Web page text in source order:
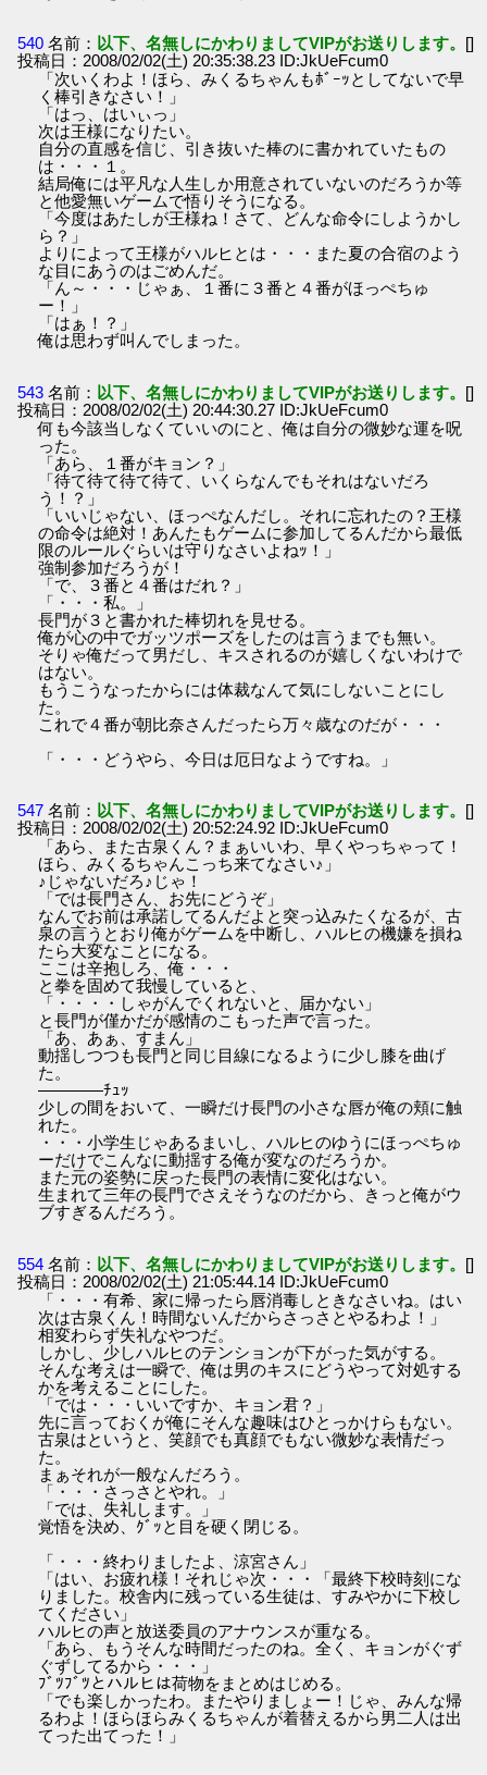
540 名前： 以下、名無しにかわりましてVIPがお送りします。 []
投稿日：2008/02/02(土) 20:35:38.23 ID:JkUeFcum0
「次いくわよ！ほら、みくるちゃんもﾎﾞｰｯとしてないで早
く棒引きなさい！」
「はっ、はいぃっ」
次は王様になりたい。
自分の直感を信じ、引き抜いた棒のに書かれていたもの
は・・・１。
結局俺には平凡な人生しか用意されていないのだろうか等
と他愛無いゲームで悟りそうになる。
「今度はあたしが王様ね！さて、どんな命令にしようかし
ら？」
よりによって王様がハルヒとは・・・また夏の合宿のよう
な目にあうのはごめんだ。
「ん～・・・じゃぁ、１番に３番と４番がほっぺちゅ
ー！」
「はぁ！？」
俺は思わず叫んでしまった。
543 名前： 以下、名無しにかわりましてVIPがお送りします。 []
投稿日：2008/02/02(土) 20:44:30.27 ID:JkUeFcum0
何も今該当しなくていいのにと、俺は自分の微妙な運を呪
った。
「あら、１番がキョン？」
「待て待て待て待て、いくらなんでもそれはないだろ
う！？」
「いいじゃない、ほっぺなんだし。それに忘れたの？王様
の命令は絶対！あんたもゲームに参加してるんだから最低
限のルールぐらいは守りなさいよねｯ！」
強制参加だろうが！
「で、３番と４番はだれ？」
「・・・私。」
長門が３と書かれた棒切れを見せる。
俺が心の中でガッツポーズをしたのは言うまでも無い。
そりゃ俺だって男だし、キスされるのが嬉しくないわけで
はない。
もうこうなったからには体裁なんて気にしないことにし
た。
これで４番が朝比奈さんだったら万々歳なのだが・・・
「・・・どうやら、今日は厄日なようですね。」
547 名前： 以下、名無しにかわりましてVIPがお送りします。 []
投稿日：2008/02/02(土) 20:52:24.92 ID:JkUeFcum0
「あら、また古泉くん？まぁいいわ、早くやっちゃって！
ほら、みくるちゃんこっち来てなさい♪」
♪じゃないだろ♪じゃ！
「では長門さん、お先にどうぞ」
なんでお前は承諾してるんだよと突っ込みたくなるが、古
泉の言うとおり俺がゲームを中断し、ハルヒの機嫌を損ね
たら大変なことになる。
ここは辛抱しろ、俺・・・
と拳を固めて我慢していると、
「・・・・しゃがんでくれないと、届かない」
と長門が僅かだが感情のこもった声で言った。
「あ、あぁ、すまん」
動揺しつつも長門と同じ目線になるように少し膝を曲げ
た。
――――ﾁｭｯ
少しの間をおいて、一瞬だけ長門の小さな唇が俺の頬に触
れた。
・・・小学生じゃあるまいし、ハルヒのゆうにほっぺちゅ
ーだけでこんなに動揺する俺が変なのだろうか。
また元の姿勢に戻った長門の表情に変化はない。
生まれて三年の長門でさえそうなのだから、きっと俺がウ
ブすぎるんだろう。
554 名前： 以下、名無しにかわりましてVIPがお送りします。 []
投稿日：2008/02/02(土) 21:05:44.14 ID:JkUeFcum0
「・・・有希、家に帰ったら唇消毒しときなさいね。はい
次は古泉くん！時間ないんだからさっさとやるわよ！」
相変わらず失礼なやつだ。
しかし、少しハルヒのテンションが下がった気がする。
そんな考えは一瞬で、俺は男のキスにどうやって対処する
かを考えることにした。
「では・・・いいですか、キョン君？」
先に言っておくが俺にそんな趣味はひとっかけらもない。
古泉はというと、笑顔でも真顔でもない微妙な表情だっ
た。
まぁそれが一般なんだろう。
「・・・さっさとやれ。」
「では、失礼します。」
覚悟を決め、ｸﾞｯと目を硬く閉じる。
「・・・終わりましたよ、涼宮さん」
「はい、お疲れ様！それじゃ次・・・「最終下校時刻にな
りました。校舎内に残っている生徒は、すみやかに下校し
てください」
ハルヒの声と放送委員のアナウンスが重なる。
「あら、もうそんな時間だったのね。全く、キョンがぐず
ぐずしてるから・・・」
ﾌﾞﾂﾌﾞﾂとハルヒは荷物をまとめはじめる。
「でも楽しかったわ。またやりましょー！じゃ、みんな帰
るわよ！ほらほらみくるちゃんが着替えるから男二人は出
てった出てった！」